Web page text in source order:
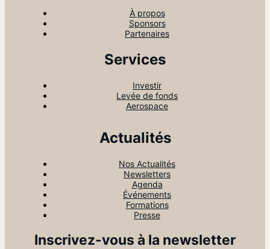
À propos
Sponsors
Partenaires
Services
Investir
Levée de fonds
Aerospace
Actualités
Nos Actualités
Newsletters
Agenda
Événements
Formations
Presse
Inscrivez-vous à la newsletter